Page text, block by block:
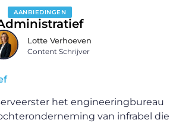
AANBIEDINGEN
Lotte Verhoeven
Content Schrijver
het engineeringbureau
van infrabel die